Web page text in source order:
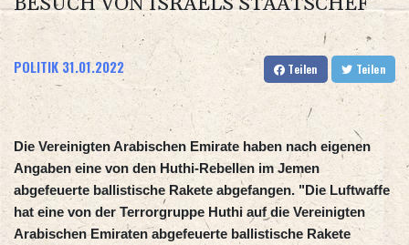
POLITIK 31.01.2022 Teilen Teilen
Die Vereinigten Arabischen Emirate haben nach eigenen
Angaben eine von den Huthi-Rebellen im Jemen
abgefeuerte ballistische Rakete abgefangen. "Die Luftwaffe
hat eine von der Terrorgruppe Huthi auf die Vereinigten
Arabischen Emiraten abgefeuerte ballistische Rakete